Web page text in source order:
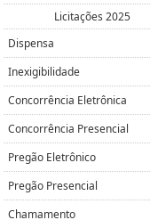
Licitações 2025
Dispensa
Inexigibilidade
Concorrência Eletrônica
Concorrência Presencial
Pregão Eletrônico
Pregão Presencial
Chamamento